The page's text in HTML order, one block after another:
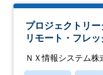
プロジェクトリ
リモート・フレッ
ＮＸ情報システム株